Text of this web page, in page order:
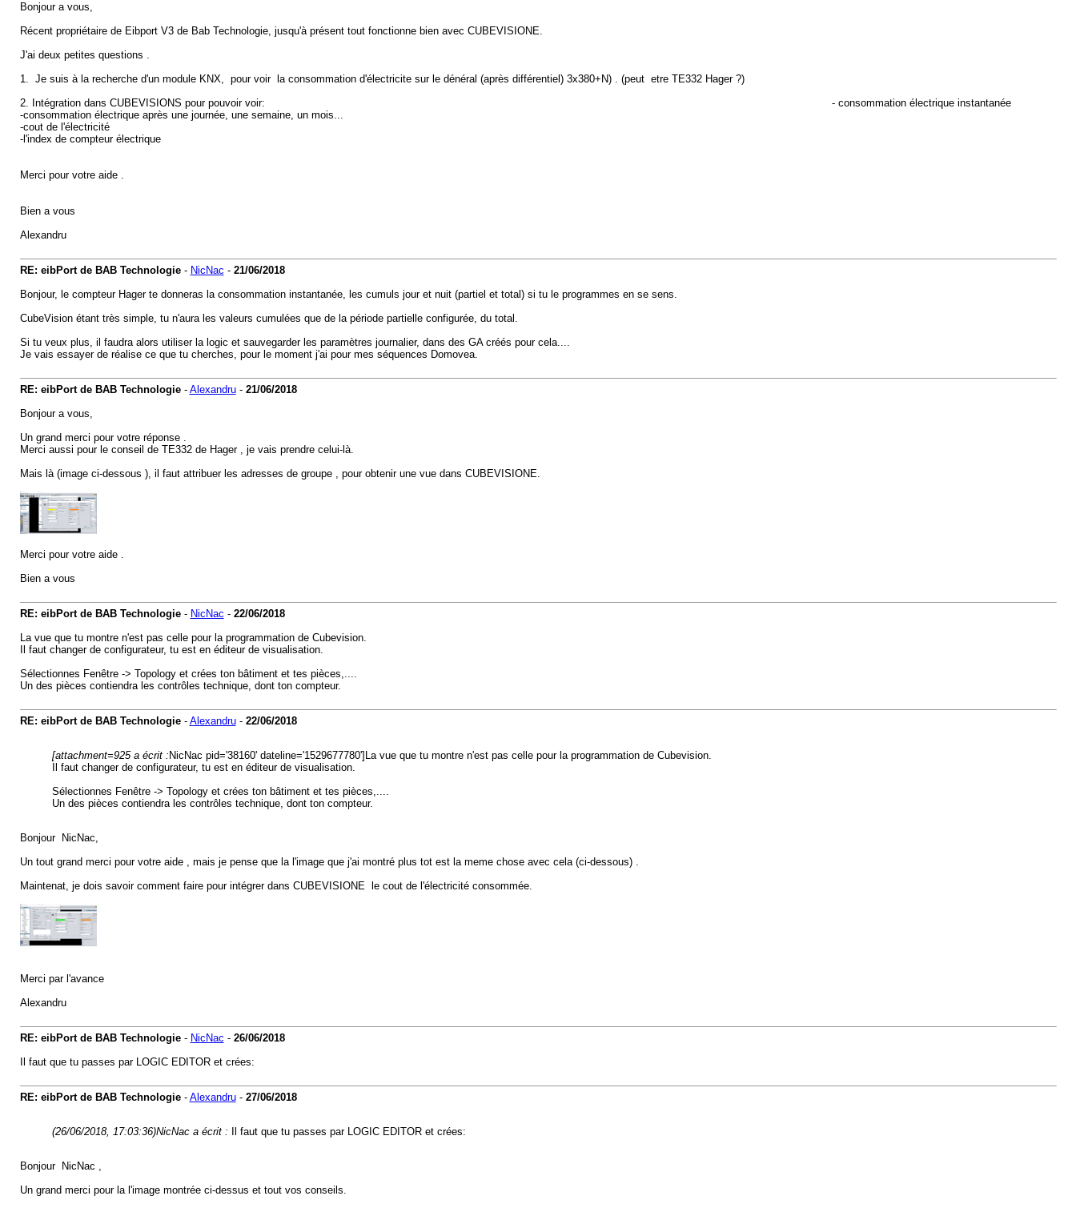
Bonjour a vous,
Récent propriétaire de Eibport V3 de Bab Technologie, jusqu'à présent tout fonctionne bien avec CUBEVISIONE.
J'ai deux petites questions .
1. Je suis à la recherche d'un module KNX, pour voir la consommation d'électricite sur le dénéral (après différentiel) 3x380+N) . (peut etre TE332 Hager ?)
2. Intégration dans CUBEVISIONS pour pouvoir voir: - consommation électrique instantanée
-consommation électrique après une journée, une semaine, un mois...
-cout de l'électricité
-l'index de compteur électrique
Merci pour votre aide .
Bien a vous
Alexandru
RE: eibPort de BAB Technologie- NicNac - 21/06/2018
Bonjour, le compteur Hager te donneras la consommation instantanée, les cumuls jour et nuit (partiel et total) si tu le programmes en se sens.
CubeVision étant très simple, tu n'aura les valeurs cumulées que de la période partielle configurée, du total.
Si tu veux plus, il faudra alors utiliser la logic et sauvegarder les paramètres journalier, dans des GA créés pour cela....
Je vais essayer de réalise ce que tu cherches, pour le moment j'ai pour mes séquences Domovea.
RE: eibPort de BAB Technologie- Alexandru- 21/06/2018
Bonjour a vous,
Un grand merci pour votre réponse .
Merci aussi pour le conseil de TE332 de Hager , je vais prendre celui-là.
Mais là (image ci-dessous ), il faut attribuer les adresses de groupe , pour obtenir une vue dans CUBEVISIONE.
Merci pour votre aide .
Bien a vous
RE: eibPort de BAB Technologie- NicNac - 22/06/2018
La vue que tu montre n'est pas celle pour la programmation de Cubevision.
Il faut changer de configurateur, tu est en éditeur de visualisation.
Sélectionnes Fenêtre -> Topology et crées ton bâtiment et tes pièces,....
Un des pièces contiendra les contrôles technique, dont ton compteur.
RE: eibPort de BAB Technologie- Alexandru- 22/06/2018
[attachment=925 a écrit : NicNac pid='38160' dateline='1529677780']La vue que tu montre n'est pas celle pour la programmation de Cubevision.
Il faut changer de configurateur, tu est en éditeur de visualisation.
Sélectionnes Fenêtre -> Topology et crées ton bâtiment et tes pièces,....
Un des pièces contiendra les contrôles technique, dont ton compteur.
Bonjour NicNac,
Un tout grand merci pour votre aide , mais je pense que la l'image que j'ai montré plus tot est la meme chose avec cela (ci-dessous) .
Maintenat, je dois savoir comment faire pour intégrer dans CUBEVISIONE le cout de l'électricité consommée.
Merci par l'avance
Alexandru
RE: eibPort de BAB Technologie- NicNac - 26/06/2018
Il faut que tu passes par LOGIC EDITOR et crées:
RE: eibPort de BAB Technologie- Alexandru- 27/06/2018
(26/06/2018, 17:03:36)NicNac a écrit : Il faut que tu passes par LOGIC EDITOR et crées:
Bonjour NicNac ,
Un grand merci pour la l'image montrée ci-dessus et tout vos conseils.